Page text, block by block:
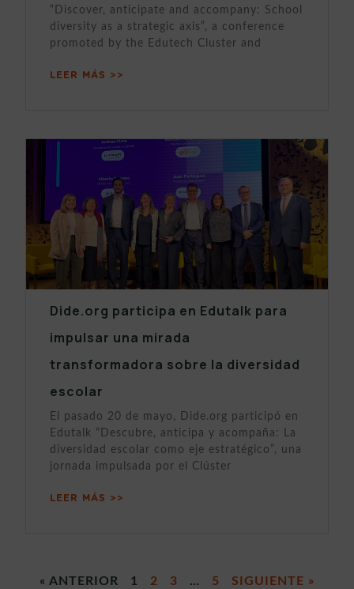
“Discover, anticipate and accompany: School
diversity as a strategic axis”, a conference
promoted by the Edutech Cluster and
LEER MÁS >>
Dide.org participa en Edutalk para
impulsar una mirada
transformadora sobre la diversidad
escolar
El pasado 20 de mayo, Dide.org participó en
Edutalk “Descubre, anticipa y acompaña: La
diversidad escolar como eje estratégico”, una
jornada impulsada por el Clúster
LEER MÁS >>
« ANTERIOR 1 2 3 … 5 SIGUIENTE »